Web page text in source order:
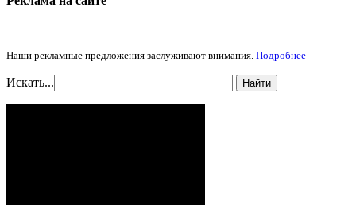
Наши рекламные предложения заслуживают внимания. Подробнее
Искать... Найти